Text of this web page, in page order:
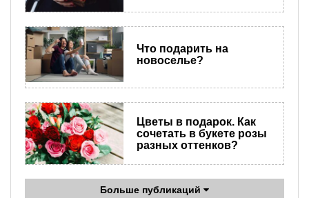
Что подарить на
новоселье?
Цветы в подарок. Как
сочетать в букете розы
разных оттенков?
Больше публикаций